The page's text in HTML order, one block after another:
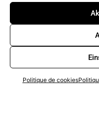
Politique de cookies